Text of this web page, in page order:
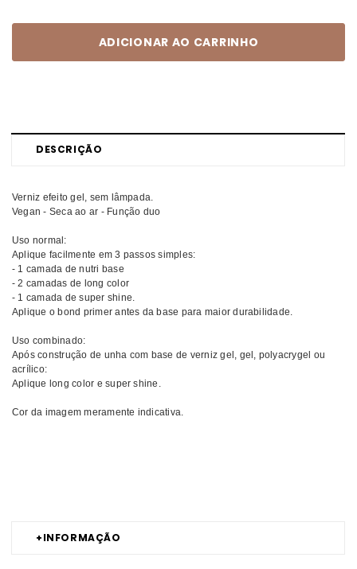
DESCRIÇÃO
+INFORMAÇÃO
Verniz efeito gel, sem lâmpada.
Vegan - Seca ao ar - Função duo
Uso normal:
Aplique facilmente em 3 passos simples:
- 1 camada de nutri base
- 2 camadas de long color
- 1 camada de super shine.
Aplique o bond primer antes da base para maior durabilidade.
Uso combinado:
Após construção de unha com base de verniz gel, gel, polyacrygel ou
acrílico:
Aplique long color e super shine.
Cor da imagem meramente indicativa.